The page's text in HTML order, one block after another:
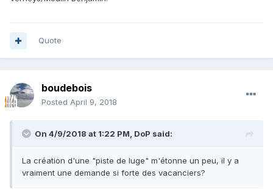
Quote
boudebois
Posted April 9, 2018
On 4/9/2018 at 1:22 PM, DoP said:
La création d'une "piste de luge" m'étonne un peu, il y a
vraiment une demande si forte des vacanciers?